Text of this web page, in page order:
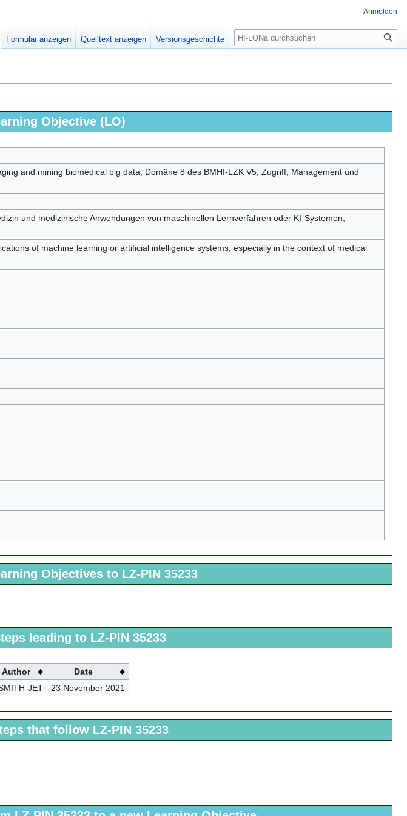
Objective (LO)
and mining biomedical big data, Domäne 8 des BMHI-LZK V5, Zugriff, Management und
und medizinische Anwendungen von maschinellen Lernverfahren oder KI-Systemen,
of machine learning or artificial intelligence systems, especially in the context of medical
Objectives to LZ-PIN 35233
leading to LZ-PIN 35233
Author
Date
JET 23 November 2021
that follow LZ-PIN 35233
Anmelden
Formular anzeigen Quelltext anzeigen Versionsgeschichte